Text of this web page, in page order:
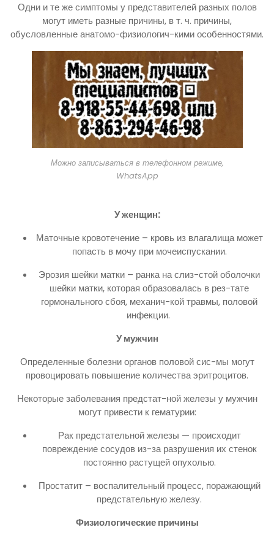
Одни и те же симптомы у представителей разных полов
могут иметь разные причины, в т. ч. причины,
обусловленные анатомо-физиологич-кими особенностями.
Можно записываться в телефонном режиме,
WhatsApp
У женщин:
Маточные кровотечение – кровь из влагалища может
попасть в мочу при мочеиспускании.
Эрозия шейки матки – ранка на слиз-стой оболочки
шейки матки, которая образовалась в рез-тате
гормонального сбоя, механич-кой травмы, половой
инфекции.
У мужчин
Определенные болезни органов половой сис-мы могут
провоцировать повышение количества эритроцитов.
Некоторые заболевания предстат-ной железы у мужчин
могут привести к гематурии:
Рак предстательной железы — происходит
повреждение сосудов из-за разрушения их стенок
постоянно растущей опухолью.
Простатит – воспалительный процесс, поражающий
предстательную железу.
Физиологические причины